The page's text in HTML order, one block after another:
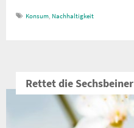
Konsum, Nachhaltigkeit
Rettet die Sechsbeiner